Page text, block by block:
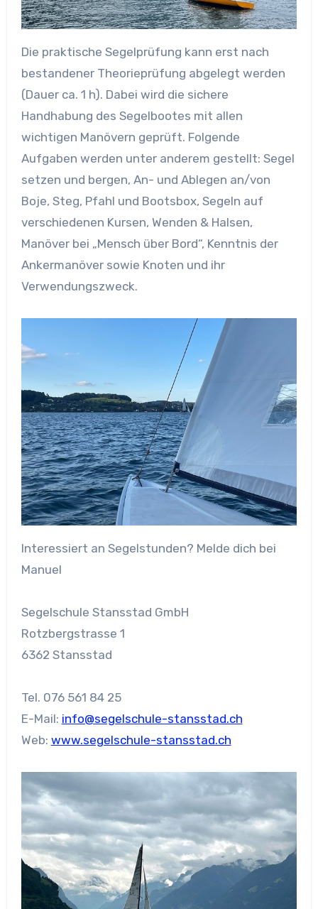
Die praktische Segelprüfung kann erst nach
bestandener Theorieprüfung abgelegt werden
(Dauer ca. 1 h). Dabei wird die sichere
Handhabung des Segelbootes mit allen
wichtigen Manövern geprüft. Folgende
Aufgaben werden unter anderem gestellt: Segel
setzen und bergen, An- und Ablegen an/von
Boje, Steg, Pfahl und Bootsbox, Segeln auf
verschiedenen Kursen, Wenden & Halsen,
Manöver bei „Mensch über Bord“, Kenntnis der
Ankermanöver sowie Knoten und ihr
Verwendungszweck.
Interessiert an Segelstunden? Melde dich bei
Manuel
Segelschule Stansstad GmbH
Rotzbergstrasse 1
6362 Stansstad
Tel. 076 561 84 25
E-Mail: info@segelschule-stansstad.ch
Web: www.segelschule-stansstad.ch